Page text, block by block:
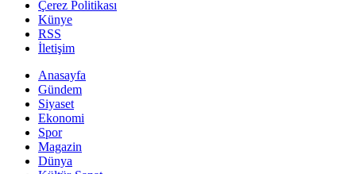
Çerez Politikası
Künye
RSS
İletişim
Anasayfa
Gündem
Siyaset
Ekonomi
Spor
Magazin
Dünya